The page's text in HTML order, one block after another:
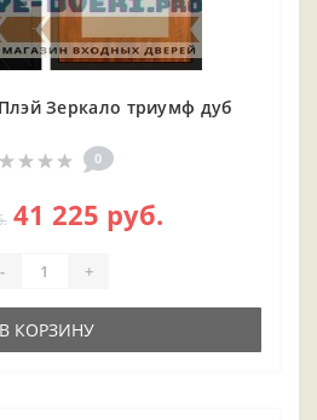
Зеркало триумф дуб
0
41 225 руб.
- +
В КОРЗИНУ